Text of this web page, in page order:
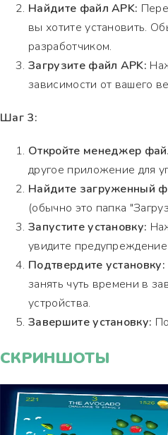
Найдите файл APK:
вы хотите установить.
разработчиком.
Загрузите файл APK:
зависимости от вашего
Шаг 3:
Откройте менеджер
другое приложение для
Найдите загруженный
(обычно это папка
Запустите установку:
увидите
Подтвердите установку:
занять чуть времени в
устройства.
Завершите установку:
СКРИНШОТЫ